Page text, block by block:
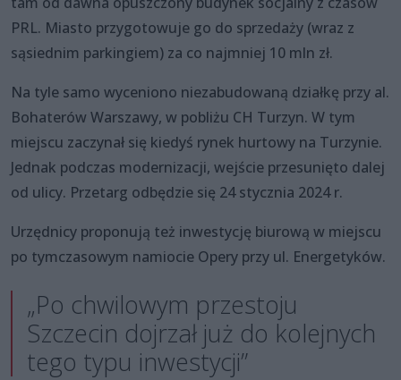
PRL. Miasto przygotowuje go do sprzedaży (wraz z
sąsiednim parkingiem) za co najmniej 10 mln zł.
Na tyle samo wyceniono niezabudowaną działkę przy al.
Bohaterów Warszawy, w pobliżu CH Turzyn. W tym
miejscu zaczynał się kiedyś rynek hurtowy na Turzynie.
Jednak podczas modernizacji, wejście przesunięto dalej
od ulicy. Przetarg odbędzie się 24 stycznia 2024 r.
Urzędnicy proponują też inwestycję biurową w miejscu
po tymczasowym namiocie Opery przy ul. Energetyków.
„Po chwilowym przestoju
Szczecin dojrzał już do kolejnych
tego typu inwestycji”